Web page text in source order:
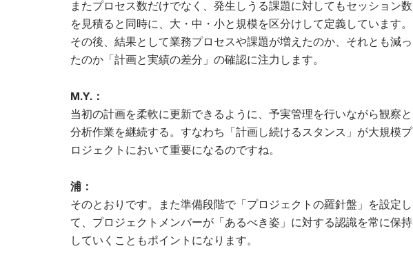
またプロセス数だけでなく、発生しうる課題に対してもセッション数
を見積ると同時に、大・中・小と規模を区分けして定義しています。
その後、結果として業務プロセスや課題が増えたのか、それとも減っ
たのか「計画と実績の差分」の確認に注力します。
M.Y.：
当初の計画を柔軟に更新できるように、予実管理を行いながら観察と
分析作業を継続する。すなわち「計画し続けるスタンス」が大規模プ
ロジェクトにおいて重要になるのですね。
浦：
そのとおりです。また準備段階で「プロジェクトの羅針盤」を設定し
て、プロジェクトメンバーが「あるべき姿」に対する認識を常に保持
していくこともポイントになります。